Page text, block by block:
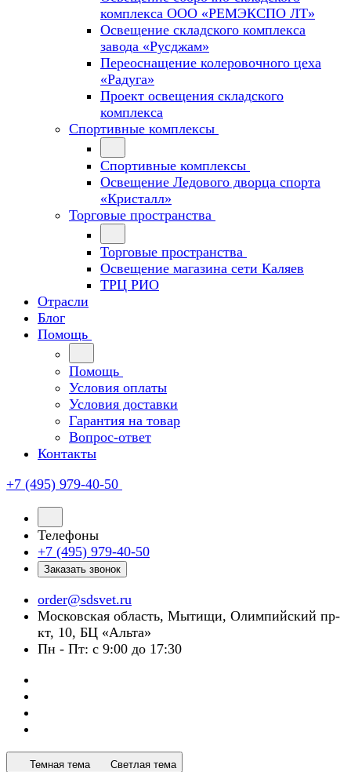
комплекса ООО «РЕМЭКСПО ЛТ»
Освещение складского комплекса
завода «Русджам»
Переоснащение колеровочного цеха
«Радуга»
Проект освещения складского
комплекса
Спортивные комплексы
Спортивные комплексы
Освещение Ледового дворца спорта
«Кристалл»
Торговые пространства
Торговые пространства
Освещение магазина сети Каляев
ТРЦ РИО
Отрасли
Блог
Помощь
Помощь
Условия оплаты
Условия доставки
Гарантия на товар
Вопрос-ответ
Контакты
+7 (495) 979-40-50
Телефоны
+7 (495) 979-40-50
Заказать звонок
order@sdsvet.ru
Московская область, Мытищи, Олимпийский пр-
кт, 10, БЦ «Альта»
Пн - Пт: с 9:00 до 17:30
Темная тема Светлая тема